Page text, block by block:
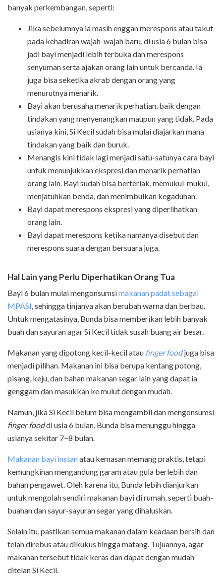
banyak perkembangan, seperti:
Jika sebelumnya ia masih enggan merespons atau takut
pada kehadiran wajah-wajah baru, di usia 6 bulan bisa
jadi bayi menjadi lebih terbuka dan merespons
senyuman serta ajakan orang lain untuk bercanda. Ia
juga bisa seketika akrab dengan orang yang
menurutnya menarik.
Bayi akan berusaha menarik perhatian, baik dengan
tindakan yang menyenangkan maupun yang tidak. Pada
usianya kini, Si Kecil sudah bisa mulai diajarkan mana
tindakan yang baik dan buruk.
Menangis kini tidak lagi menjadi satu-satunya cara bayi
untuk menunjukkan ekspresi dan menarik perhatian
orang lain. Bayi sudah bisa berteriak, memukul-mukul,
menjatuhkan benda, dan menimbulkan kegaduhan.
Bayi dapat merespons ekspresi yang diperlihatkan
orang lain.
Bayi dapat merespons ketika namanya disebut dan
merespons suara dengan bersuara juga.
Hal Lain yang Perlu Diperhatikan Orang Tua
Bayi 6 bulan mulai mengonsumsimakanan padat sebagai
MPASI, sehingga tinjanya akan berubah warna dan berbau.
Untuk mengatasinya, Bunda bisa memberikan lebih banyak
buah dan sayuran agar Si Kecil tidak susah buang air besar.
Makanan yang dipotong kecil-kecil atau finger foodjuga bisa
menjadi pilihan. Makanan ini bisa berupa kentang potong,
pisang, keju, dan bahan makanan segar lain yang dapat ia
genggam dan masukkan ke mulut dengan mudah.
Namun, jika Si Kecil belum bisa mengambil dan mengonsumsi
finger fooddi usia 6 bulan, Bunda bisa menunggu hingga
usianya sekitar 7−8 bulan.
Makanan bayi instanatau kemasan memang praktis, tetapi
kemungkinan mengandung garam atau gula berlebih dan
bahan pengawet. Oleh karena itu, Bunda lebih dianjurkan
untuk mengolah sendiri makanan bayi di rumah, seperti buah-
buahan dan sayur-sayuran segar yang dihaluskan.
Selain itu, pastikan semua makanan dalam keadaan bersih dan
telah direbus atau dikukus hingga matang. Tujuannya, agar
makanan tersebut tidak keras dan dapat dengan mudah
ditelan Si Kecil.